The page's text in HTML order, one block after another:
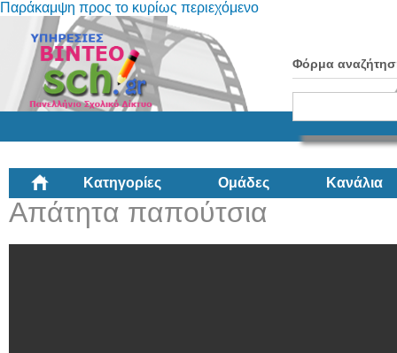
Παράκαμψη προς το κυρίως περιεχόμενο
Φόρμα
Κατηγορίες Ομάδες Κανάλια
Απάτητα παπούτσια